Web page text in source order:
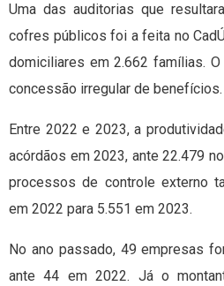
Uma das auditorias que
cofres públicos foi a feita no
domiciliares em 2.662 famílias.
concessão irregular de benefícios.
Entre 2022 e 2023, a
acórdãos em 2023, ante 22.479
processos de controle externo
em 2022 para 5.551 em 2023.
No ano passado, 49 empresas
ante 44 em 2022. Já o